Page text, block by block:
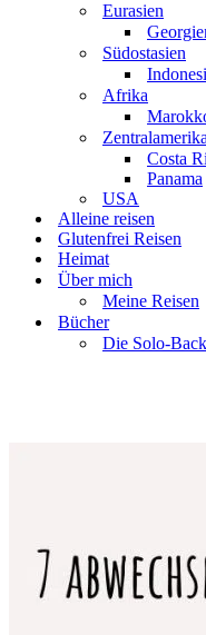
Eurasien
Südostasien
Afrika
Zentralamerika
Costa
Panama
USA
Alleine reisen
Glutenfrei Reisen
Heimat
Über mich
Meine Reisen
Bücher
Die Solo-